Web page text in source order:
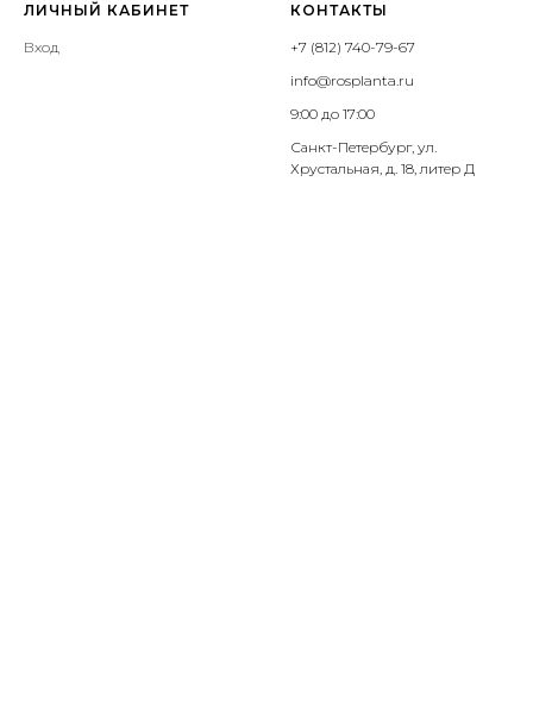
ЛИЧНЫЙ КАБИНЕТ
Вход
КОНТАКТЫ
+7 (812) 740-79-67
info@rosplanta.ru
9:00 до 17:00
Санкт-Петербург, ул.
Хрустальная, д. 18, литер Д